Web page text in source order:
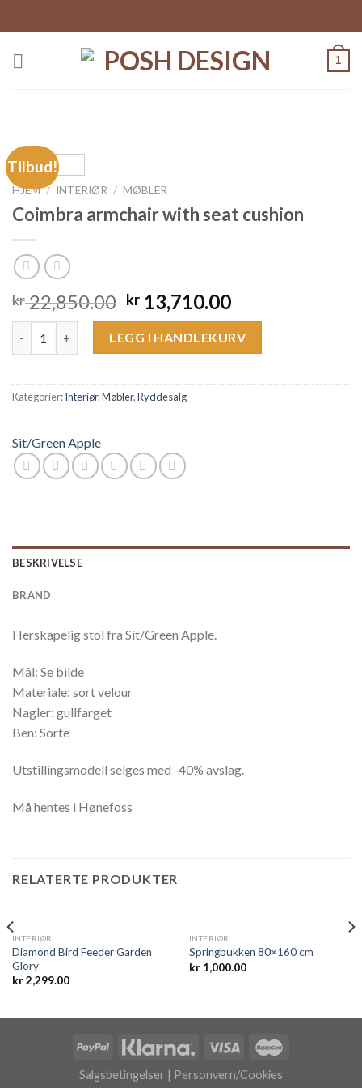
to
1
Tilbud!
HJEM / INTERIØR / MØBLER
Coimbra armchair with seat cushion
kr22,850.00 Opprinnelig
pris
var:
kr 22,850.00.
kr 13,710.00Nåværende
pris
er:
kr 13,710.00.
Coimbra armchair with seat cushion antall
LEGG I HANDLEKURV
Kategorier:Interiør,Møbler,Ryddesalg
Sit/Green Apple
BESKRIVELSE
BRAND
Herskapelig stol fra Sit/Green Apple.
Mål: Se bilde
Materiale: sort velour
Nagler: gullfarget
Ben: Sorte
Utstillingsmodell selges med -40% avslag.
Må hentes i Hønefoss
RELATERTE PRODUKTER
INTERIØR
Diamond Bird Feeder Garden
Glory
kr2,299.00
INTERIØR
Springbukken 80×160 cm
kr1,000.00
Salgsbetingelser | Personvern/Cookies